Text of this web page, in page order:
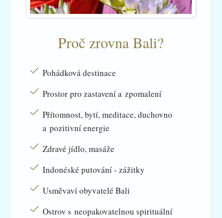
Proč zrovna Bali?
Pohádková destinace
Prostor pro zastavení a zpomalení
Přítomnost, bytí, meditace, duchovno
a pozitivní energie
Zdravé jídlo, masáže
Indonéské putování - zážitky
Usměvaví obyvatelé Bali
Ostrov s neopakovatelnou spirituální